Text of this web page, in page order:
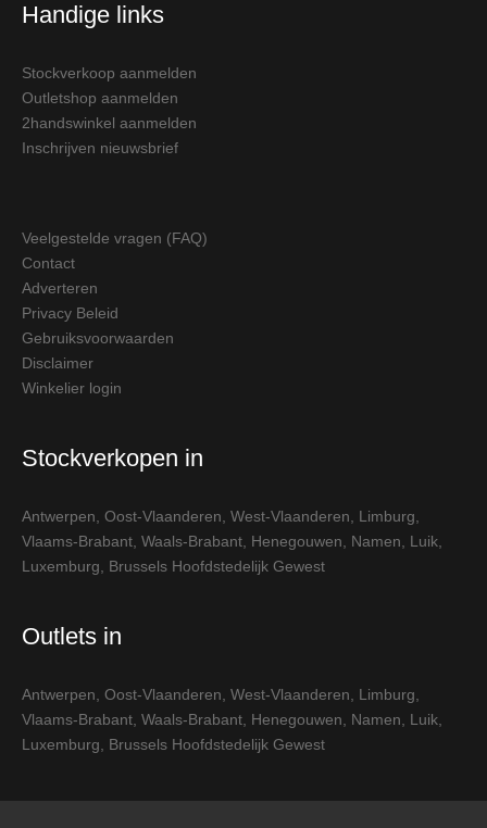
Handige links
Stockverkoop aanmelden
Outletshop aanmelden
2handswinkel aanmelden
Inschrijven nieuwsbrief
Veelgestelde vragen (FAQ)
Contact
Adverteren
Privacy Beleid
Gebruiksvoorwaarden
Disclaimer
Winkelier login
Stockverkopen in
Antwerpen, Oost-Vlaanderen, West-Vlaanderen, Limburg,
Vlaams-Brabant, Waals-Brabant, Henegouwen, Namen, Luik,
Luxemburg, Brussels Hoofdstedelijk Gewest
Outlets in
Antwerpen, Oost-Vlaanderen, West-Vlaanderen, Limburg,
Vlaams-Brabant, Waals-Brabant, Henegouwen, Namen, Luik,
Luxemburg, Brussels Hoofdstedelijk Gewest